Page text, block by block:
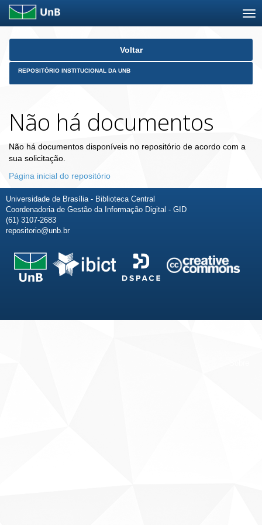
Skip
Voltar
REPOSITÓRIO INSTITUCIONAL DA UNB
Não há documentos
Não há documentos disponíveis no repositório de acordo com a
sua solicitação.
Página inicial do repositório
Universidade de Brasília - Biblioteca Central
Coordenadoria de Gestão da Informação Digital - GID
(61) 3107-2683
repositorio@unb.br